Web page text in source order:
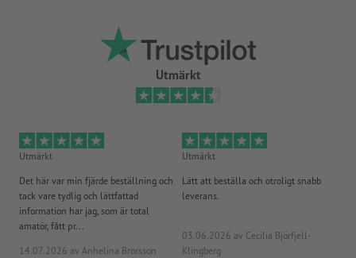
Utmärkt
Utmärkt
Det här var min fjärde beställning och
tack vare tydlig och lättfattad
information har jag, som är total
amatör, fått pr...
14.07.2026 av Anhelina Brorsson
Utmärkt
Lätt att beställa och otroligt snabb
leverans.
03.06.2026 av Cecilia Björfjell-
Klingberg